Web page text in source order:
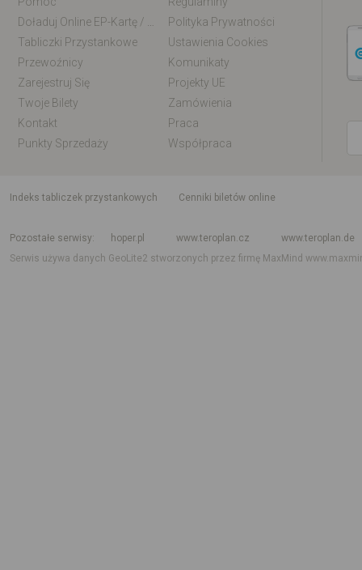
Polityka Prywatności
Tabliczki Przystankowe
Ustawienia Cookies
Przewoźnicy
Komunikaty
Zarejestruj Się
Projekty UE
Twoje Bilety
Zamówienia
Kontakt
Praca
Punkty Sprzedaży
Współpraca
indeks tabliczek przystankowych
Cenniki biletów online
Pozostałe serwisy
hoper.pl www.teroplan.cz
www.teroplan.de
Serwis używa danych GeoLite2 stworzonych przez firmę MaxMind